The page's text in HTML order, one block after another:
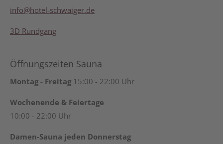
info@hotel-schwaiger.de
3D Rundgang
Öffnungszeiten Sauna
Montag - Freitag 15:00 - 22:00 Uhr
Wochenende & Feiertage
10:00 - 22:00 Uhr
Damen-Sauna jeden Donnerstag